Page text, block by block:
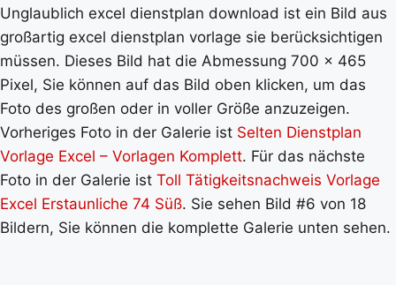
Unglaublich excel dienstplan download ist ein Bild aus
großartig excel dienstplan vorlage sie berücksichtigen
müssen. Dieses Bild hat die Abmessung 700 x 465
Pixel, Sie können auf das Bild oben klicken, um das
Foto des großen oder in voller Größe anzuzeigen.
Vorheriges Foto in der Galerie ist Selten Dienstplan
Vorlage Excel – Vorlagen Komplett. Für das nächste
Foto in der Galerie ist Toll Tätigkeitsnachweis Vorlage
Excel Erstaunliche 74 Süß. Sie sehen Bild #6 von 18
Bildern, Sie können die komplette Galerie unten sehen.